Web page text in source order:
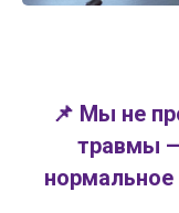
📌 Мы не
травмы